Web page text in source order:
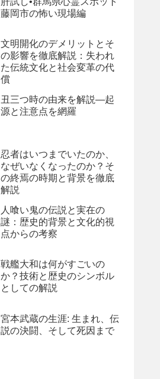
藤岡市の怖い現場編
文明開化のデメリットとそ
の影響を徹底解説：失われ
た伝統文化と社会変革の代
償
丑三つ時の由来を解説―起
源と注意点を網羅
忍者はいつまでいたのか、
なぜいなくなったのか？そ
の終焉の時期と背景を徹底
解説
人喰い鬼の伝説と実在の
謎：歴史的背景と文化的視
点からの考察
戦艦大和は何がすごいの
か？技術と歴史のシンボル
としての解説
宮本武蔵の生涯: 生まれ、伝
説の決闘、そして死因まで